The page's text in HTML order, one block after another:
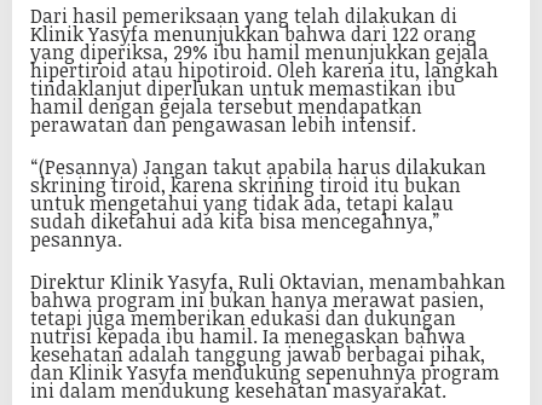
Dari hasil pemeriksaan yang telah dilakukan di
Klinik Yasyfa menunjukkan bahwa dari 122 orang
yang diperiksa, 29% ibu hamil menunjukkan gejala
hipertiroid atau hipotiroid. Oleh karena itu, langkah
tindaklanjut diperlukan untuk memastikan ibu
hamil dengan gejala tersebut mendapatkan
perawatan dan pengawasan lebih intensif.
“(Pesannya) Jangan takut apabila harus dilakukan
skrining tiroid, karena skrining tiroid itu bukan
untuk mengetahui yang tidak ada, tetapi kalau
sudah diketahui ada kita bisa mencegahnya,”
pesannya.
Direktur Klinik Yasyfa, Ruli Oktavian, menambahkan
bahwa program ini bukan hanya merawat pasien,
tetapi juga memberikan edukasi dan dukungan
nutrisi kepada ibu hamil. Ia menegaskan bahwa
kesehatan adalah tanggung jawab berbagai pihak,
dan Klinik Yasyfa mendukung sepenuhnya program
ini dalam mendukung kesehatan masyarakat.